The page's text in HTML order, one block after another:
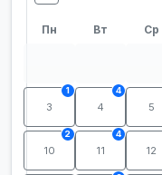
Пн Вт Ср
3
1
4
4
5
10
2
11
4
12